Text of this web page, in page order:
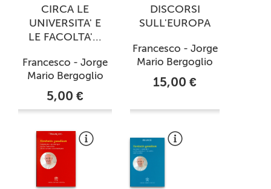
CIRCA LE
UNIVERSITA' E
LE FACOLTA'...
Francesco - Jorge
Mario Bergoglio
5,00 €
DISCORSI
SULL'EUROPA
Francesco - Jorge
Mario Bergoglio
15,00 €